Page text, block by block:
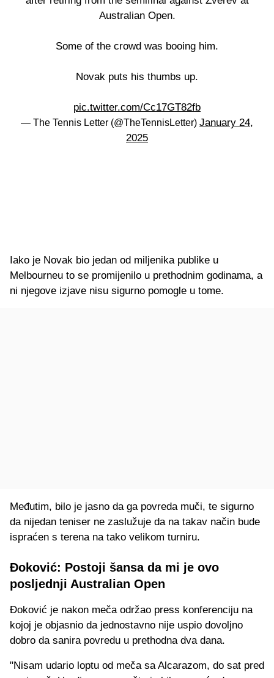
Australian Open.
Some of the crowd was booing him.
Novak puts his thumbs up.
pic.twitter.com/Cc17GT82fb
— The Tennis Letter (@TheTennisLetter) January 24,
2025
Iako je Novak bio jedan od miljenika publike u
Melbourneu to se promijenilo u prethodnim godinama, a
ni njegove izjave nisu sigurno pomogle u tome.
Međutim, bilo je jasno da ga povreda muči, te sigurno
da nijedan teniser ne zaslužuje da na takav način bude
ispraćen s terena na tako velikom turniru.
Đoković: Postoji šansa da mi je ovo
posljednji Australian Open
Đoković je nakon meča održao press konferenciju na
kojoj je objasnio da jednostavno nije uspio dovoljno
dobro da sanira povredu u prethodna dva dana.
"Nisam udario loptu od meča sa Alcarazom, do sat pred